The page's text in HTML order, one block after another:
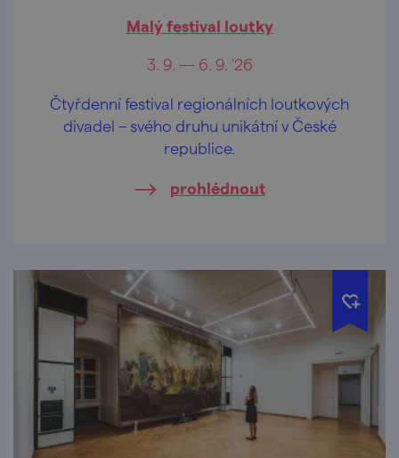
Malý festival loutky
3. 9. — 6. 9. '26
Čtyřdenní festival regionálních loutkových
divadel – svého druhu unikátní v České
republice.
prohlédnout